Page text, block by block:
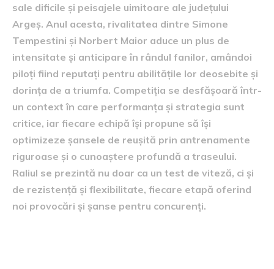
sale dificile și peisajele uimitoare ale județului
Argeș. Anul acesta, rivalitatea dintre Simone
Tempestini și Norbert Maior aduce un plus de
intensitate și anticipare în rândul fanilor, amândoi
piloți fiind reputați pentru abilitățile lor deosebite și
dorința de a triumfa. Competiția se desfășoară într-
un context în care performanța și strategia sunt
critice, iar fiecare echipă își propune să își
optimizeze șansele de reușită prin antrenamente
riguroase și o cunoaștere profundă a traseului.
Raliul se prezintă nu doar ca un test de viteză, ci și
de rezistență și flexibilitate, fiecare etapă oferind
noi provocări și șanse pentru concurenți.